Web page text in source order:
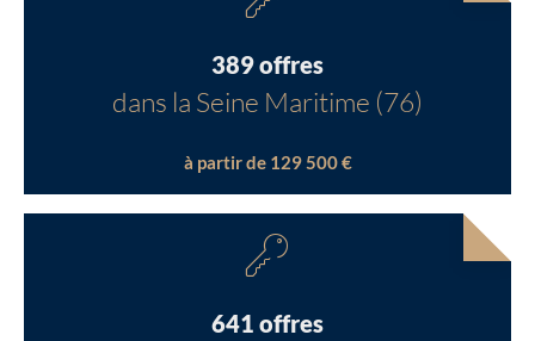
389 offres
dans la Seine Maritime (76)
à partir de 129 500 €
641 offres